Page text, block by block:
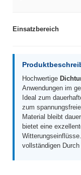
Einsatzbereich
Hochwertige
Anwendungen im
Ideal zum
zum
Material bleibt
bietet eine
vollständigen Durch